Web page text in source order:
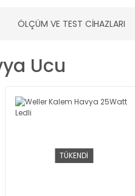
ÖLÇÜM VE TEST CİHAZLARI
Ucu
TÜKENDİ